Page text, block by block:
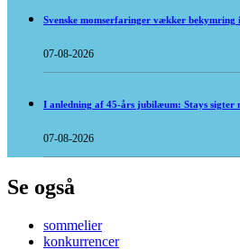
Svenske momserfaringer vækker bekymring
07-08-2026
I anledning af 45-års jubilæum: Stays sigter
07-08-2026
Se også
sommelier
konkurrencer